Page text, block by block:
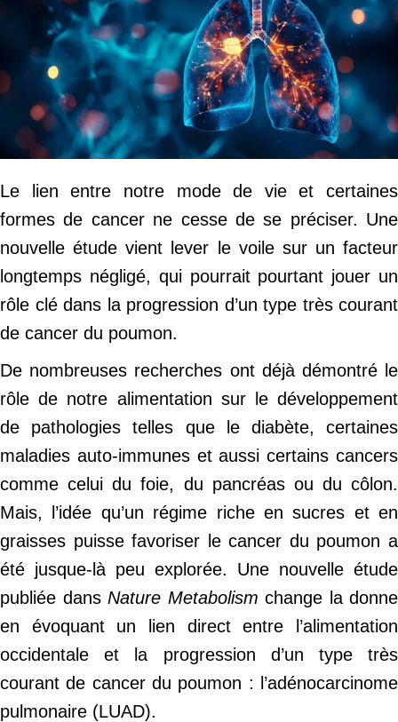
Le lien entre notre mode de vie et certaines
formes de cancer ne cesse de se préciser. Une
nouvelle étude vient lever le voile sur un facteur
longtemps négligé, qui pourrait pourtant jouer un
rôle clé dans la progression d’un type très courant
de cancer du poumon.
De nombreuses recherches ont déjà démontré le
rôle de notre alimentation sur le développement
de pathologies telles que le diabète, certaines
maladies auto-immunes et aussi certains cancers
comme celui du foie, du pancréas ou du côlon.
Mais, l’idée qu’un régime riche en sucres et en
graisses puisse favoriser le cancer du poumon a
été jusque-là peu explorée. Une nouvelle étude
publiée dans Nature Metabolism change la donne
en évoquant un lien direct entre l’alimentation
occidentale et la progression d’un type très
courant de cancer du poumon : l’adénocarcinome
pulmonaire (LUAD).